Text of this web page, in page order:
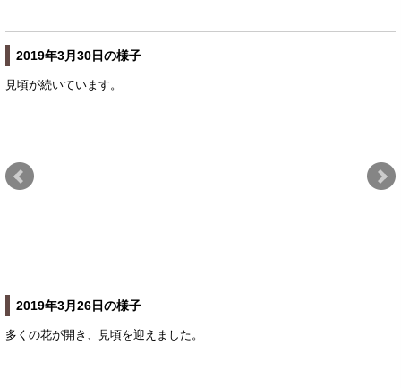
2019年3月30日の様子
見頃が続いています。
2019年3月26日の様子
多くの花が開き、見頃を迎えました。